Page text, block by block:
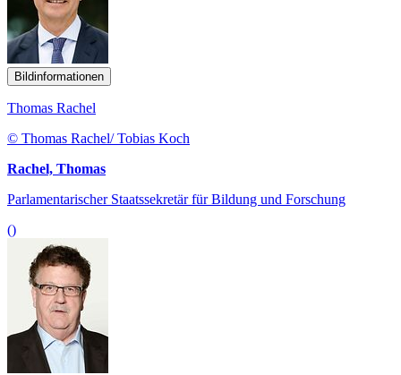
Bildinformationen
Thomas Rachel
© Thomas Rachel/ Tobias Koch
Rachel, Thomas
Parlamentarischer Staatssekretär für Bildung und Forschung
()